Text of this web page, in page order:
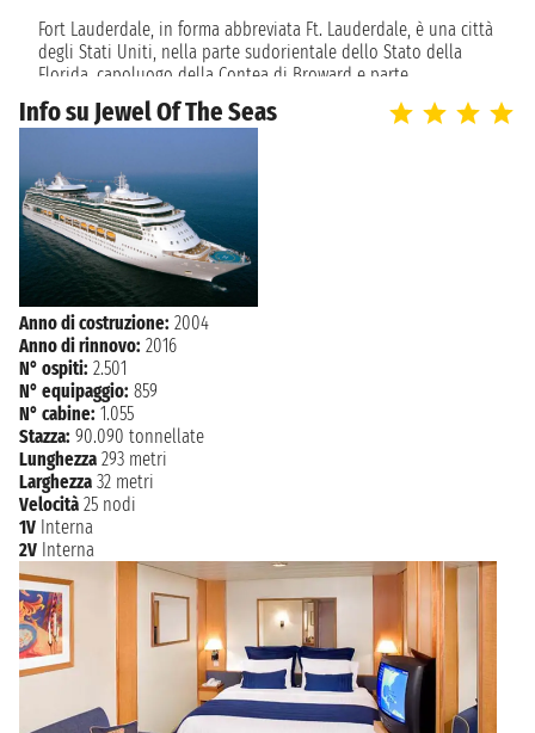
Fort Lauderdale, in forma abbreviata Ft. Lauderdale, è una città
degli Stati Uniti, nella parte sudorientale dello Stato della
Florida, capoluogo della Contea di Broward e parte
dell’aggregato urbano denominato South Florida Metropolitan
Area (o Grande Miami), facendo così parte d'un'area
Da qui parte la maggior parte delle crociere ai Caraibi, vista la
posizione strategica. Fort Lauderdale è la meta ideale per i
patiti della vita da spiaggia: non puoi perdere Hollywood
Beach, vicinissima al centro città e spiaggia molto vivace. Se
siete amanti dello shopping, siete nel posto giusto. I negozi
sono tantissimi e, se passeggiate nelle vie del centro, potete
anche trovare locali dove trascorrere le vostre serate. Visitate i
Giardini Flamingo, 60 acri di verde in cui potete vedere
fenicotteri, da cui prendono il nome, e alligatori godendo di
una flora rigogliosa e verdeggiante. Puoi esplorare tutte le
specie di animali e piante durante un safari indimenticabile.
Fort Lauderdale è una meta accogliente e rilassante e un
ottimo luogo dove trascorrere qualche giorno prima della
crociera. Da qui puoi trovare crociere delle migliori compagnie
come Royal Caribbean, Carnival Cruise Line, Holland America,
Princess Cruises e altre ancora.
Info su Jewel Of The Seas
Anno di costruzione: 2004
Anno di rinnovo: 2016
N° ospiti: 2.501
N° equipaggio: 859
N° cabine: 1.055
Stazza: 90.090 tonnellate
Lunghezza 293 metri
Larghezza 32 metri
Velocità 25 nodi
1V Interna
2V Interna